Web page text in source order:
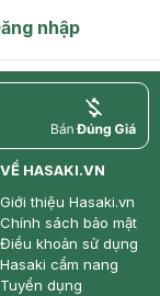
nhập
price
VỀ HASAKI.VN
Giới thiệu Hasaki.vn
Chính sách bảo mật
Điều khoản sử dụng
Hasaki cẩm nang
Tuyển dụng